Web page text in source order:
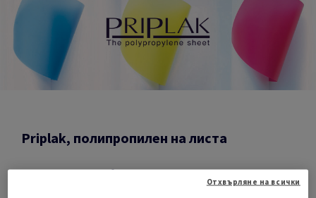
Priplak, полипропилен на листа
Продуктът PRIPLAK® е здрав, но гъвкав
полипропиленов лист, идеален за комуникация ,
Отхвърляне на всички